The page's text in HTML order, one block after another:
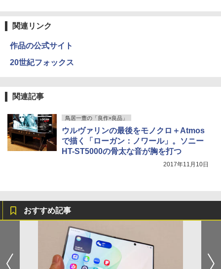
関連リンク
作品の公式サイト
20世紀フォックス
関連記事
鳥居一豊の「良作×良品」
ウルヴァリンの最後をモノクロ＋Atmos
で描く「ローガン：ノワール」。ソニー
HT-ST5000の骨太な音が胸を打つ
2017年11月10日
おすすめ記事